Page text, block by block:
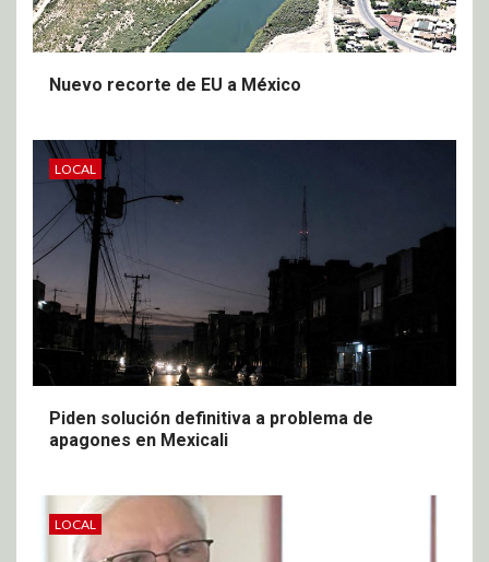
Nuevo recorte de EU a México
LOCAL
Piden solución definitiva a problema de
apagones en Mexicali
LOCAL